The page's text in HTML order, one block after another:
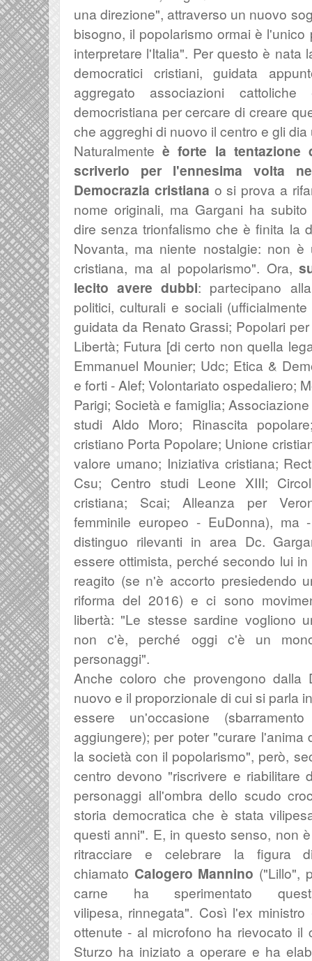
una direzione", attraverso un nuovo
bisogno, il popolarismo ormai è
interpretare l'Italia". Per questo è nata
democratici cristiani, guidata
aggregato associazioni
democristiana per cercare di creare
che aggreghi di nuovo il centro e gli
Naturalmenteè forte la
scriverlo per l'ennesima volta
Democrazia cristiana o si prova a
nome originali, ma Gargani ha
dire senza trionfalismo che è finita la
Novanta, ma niente nostalgie: non è
cristiana, ma al popolarismo". Ora,
lecito avere dubbi: partecipano
politici, culturali e sociali
guidata da Renato Grassi; Popolari
Libertà; Futura [di certo non quella
Emmanuel Mounier; Udc; Etica &
e forti - Alef; Volontariato ospedaliero;
Parigi; Società e famiglia;
studi Aldo Moro; Rinascita
cristiano Porta Popolare; Unione
valore umano; Iniziativa cristiana;
Csu; Centro studi Leone XIII;
cristiana; Scai; Alleanza per
femminile europeo - EuDonna),
distinguo rilevanti in area Dc.
essere ottimista, perché secondo lui
reagito (se n'è accorto presiedendo
riforma del 2016) e ci sono
libertà: "Le stesse sardine vogliono
non c'è, perché oggi c'è un
personaggi".
Anche coloro che provengono dalla
nuovo e il proporzionale di cui si parla
essere un'occasione
aggiungere); per poter "curare l'anima
la società con il popolarismo", però,
centro devono "riscrivere e riabilitare
personaggi all'ombra dello scudo
storia democratica che è stata
questi anni". E, in questo senso, non
ritracciare e celebrare la figura
chiamato Calogero Mannino ("Lillo",
carne ha sperimentato
vilipesa, rinnegata". Così l'ex
ottenute - al microfono ha rievocato il
Sturzo ha iniziato a operare e ha